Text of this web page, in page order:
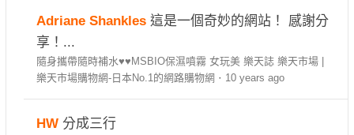
Adriane Shankles 這是一個奇妙的網站！ 感謝分
享！...
隨身攜帶隨時補水♥♥MSBIO保濕噴霧 女玩美 樂天誌 樂天市場 |
樂天市場購物網-日本No.1的網路購物網 · 10 years ago
HW 分成三行